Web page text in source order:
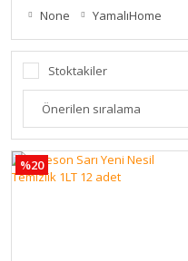
None YamalıHome
Stoktakiler
%20